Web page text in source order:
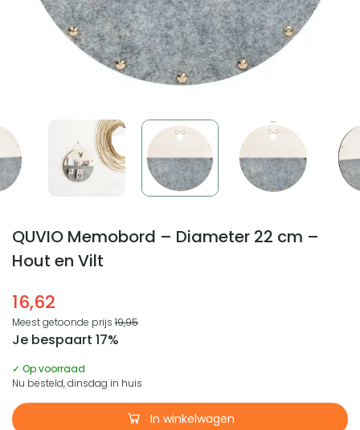
QUVIO Memobord – Diameter 22 cm –
Hout en Vilt
16,62
Meest getoonde prijs 19,95
Je bespaart 17%
✓ Op voorraad
Nu besteld, dinsdag in huis
In winkelwagen